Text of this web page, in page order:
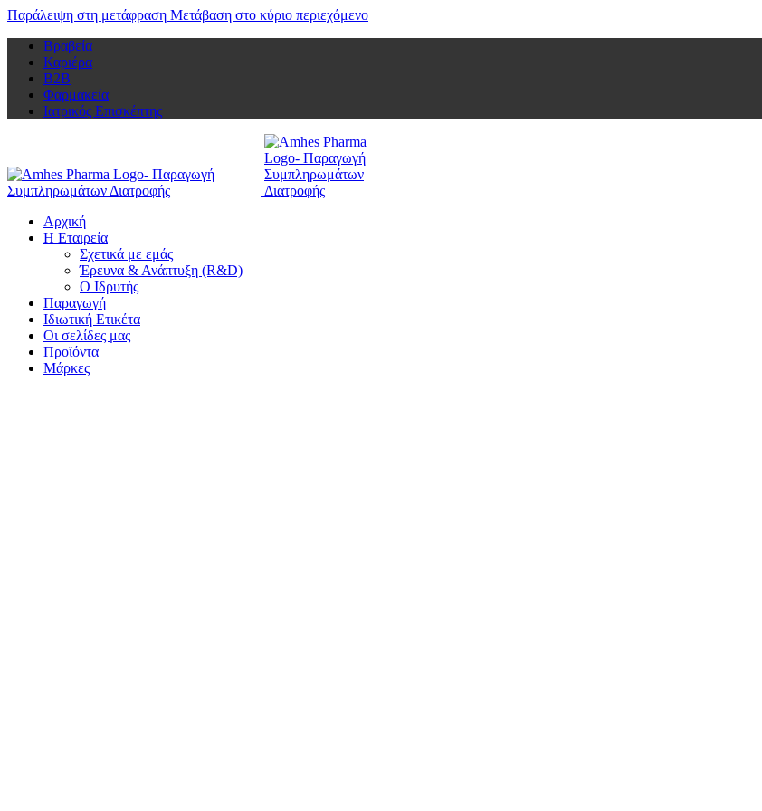
Παράλειψη στη μετάφραση Μετάβαση στο κύριο περιεχόμενο
Βραβεία
Καριέρα
Β2Β
Φαρμακεία
Ιατρικός Επισκέπτης
Αρχική
Η Εταιρεία
Σχετικά με εμάς
Έρευνα & Ανάπτυξη (R&D)
Ο Ιδρυτής
Παραγωγή
Ιδιωτική Ετικέτα
Οι σελίδες μας
Προϊόντα
Μάρκες